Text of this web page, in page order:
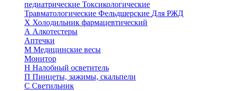
педиатрические Токсикологические
Травматологические Фельдшерские Для РЖД
Х Холодильник фармацевтический
А Алкотестеры
Аптечки
М Медицинские весы
Монитор
Н Налобный осветитель
П Пинцеты, зажимы, скальпели
С Светильник